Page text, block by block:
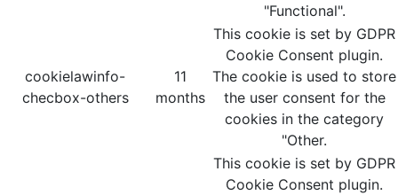
"Functional".
cookielawinfo-
checbox-others
11
months
This cookie is set by GDPR
Cookie Consent plugin.
The cookie is used to store
the user consent for the
cookies in the category
"Other.
This cookie is set by GDPR
Cookie Consent plugin.